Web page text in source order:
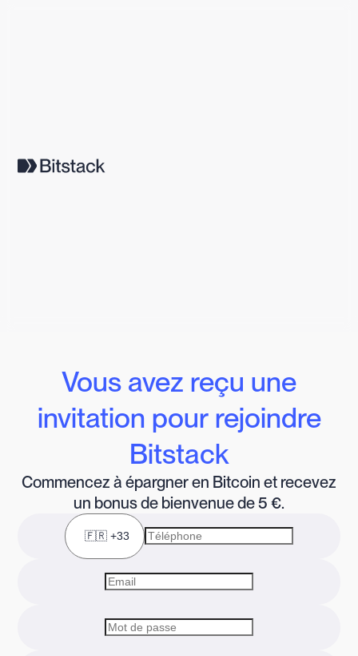
Vous avez reçu une
invitation pour rejoindre
Bitstack
Commencez à épargner en Bitcoin et recevez
un bonus de bienvenue de 5 €.